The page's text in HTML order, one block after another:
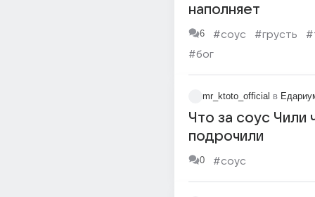
наполняет
6 #соус #грусть
#бог
mr_ktoto_official в
Что за соус Чили
подрочили
0 #соус